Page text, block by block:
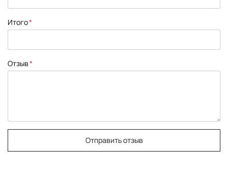
Итого
Отзыв
Отправить отзыв